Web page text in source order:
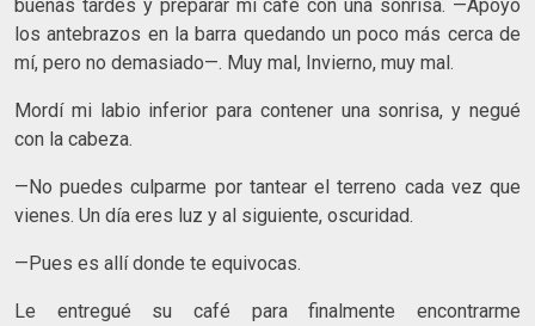
buenas tardes y preparar mi café con una sonrisa. —Apoyó
los antebrazos en la barra quedando un poco más cerca de
mí, pero no demasiado—. Muy mal, Invierno, muy mal.
Mordí mi labio inferior para contener una sonrisa, y negué
con la cabeza.
—No puedes culparme por tantear el terreno cada vez que
vienes. Un día eres luz y al siguiente, oscuridad.
—Pues es allí donde te equivocas.
Le entregué su café para finalmente encontrarme